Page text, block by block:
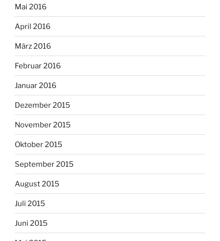
Mai 2016
April 2016
März 2016
Februar 2016
Januar 2016
Dezember 2015
November 2015
Oktober 2015
September 2015
August 2015
Juli 2015
Juni 2015